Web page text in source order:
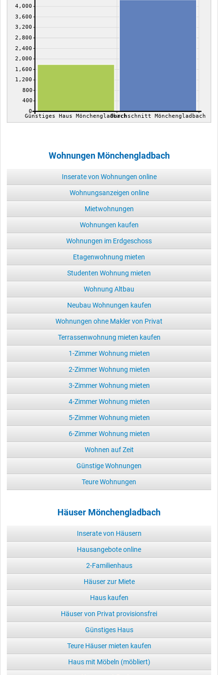
0
400
800
1,200
1,600
2,000
2,400
2,800
3,200
3,600
4,000
Günstiges Haus MönchengladbachDurchschnitt Mönchengladbach
Wohnungen Mönchengladbach
Inserate von Wohnungen online
Wohnungsanzeigen online
Mietwohnungen
Wohnungen kaufen
Wohnungen im Erdgeschoss
Etagenwohnung mieten
Studenten Wohnung mieten
Wohnung Altbau
Neubau Wohnungen kaufen
Wohnungen ohne Makler von Privat
Terrassenwohnung mieten kaufen
1-Zimmer Wohnung mieten
2-Zimmer Wohnung mieten
3-Zimmer Wohnung mieten
4-Zimmer Wohnung mieten
5-Zimmer Wohnung mieten
6-Zimmer Wohnung mieten
Wohnen auf Zeit
Günstige Wohnungen
Teure Wohnungen
Häuser Mönchengladbach
Inserate von Häusern
Hausangebote online
2-Familienhaus
Häuser zur Miete
Haus kaufen
Häuser von Privat provisionsfrei
Günstiges Haus
Teure Häuser mieten kaufen
Haus mit Möbeln (möbliert)